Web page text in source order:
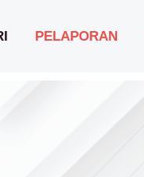
PELAPORAN